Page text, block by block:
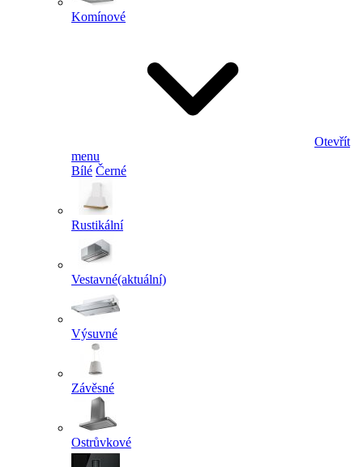
Komínové
Otevřít
menu
Bílé Černé
Rustikální
Vestavné(aktuální)
Výsuvné
Závěsné
Ostrůvkové